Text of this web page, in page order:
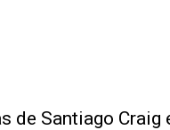
de Santiago